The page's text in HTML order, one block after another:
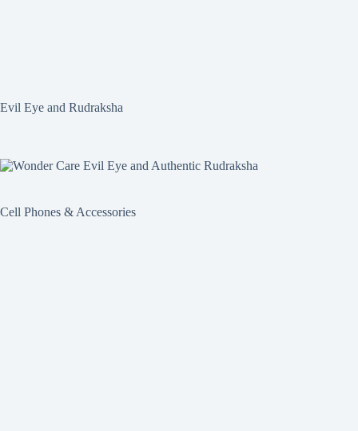
Evil Eye and Rudraksha
Cell Phones & Accessories